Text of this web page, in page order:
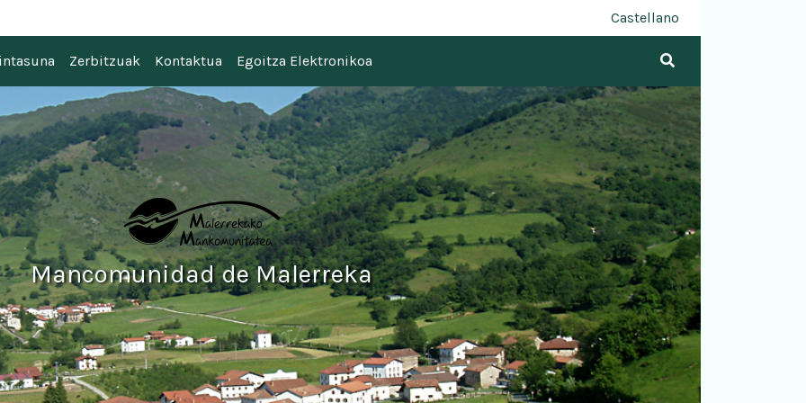
Malerreka Castellano
Zerbitzuak Kontaktua Egoitza Elektronikoa
Mancomunidad de Malerreka